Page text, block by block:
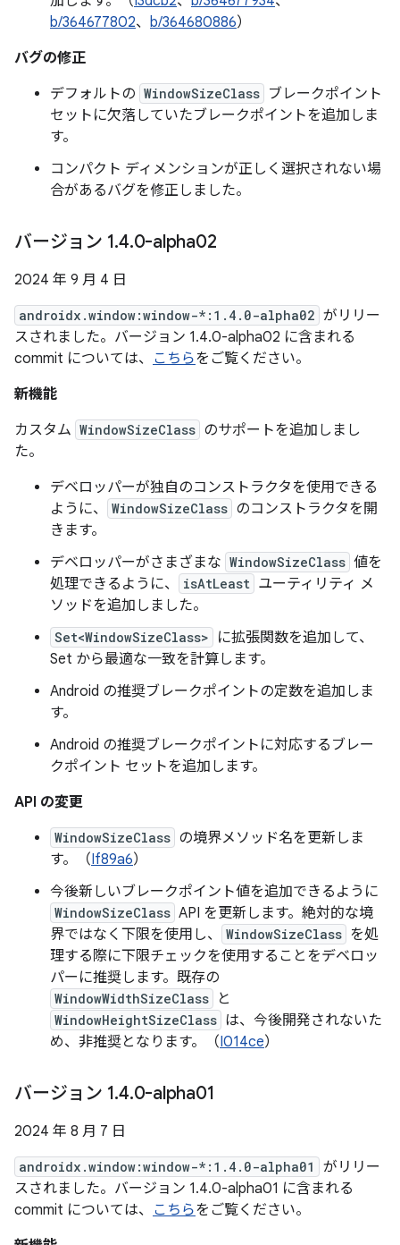
b/364677802、 b/364680886）
バグの修正
デフォルトの WindowSizeClass ブレークポイント
セットに欠落していたブレークポイントを追加しま
す。
コンパクト ディメンションが正しく選択されない場
合があるバグを修正しました。
バージョン 1.4.0-alpha02
2024 年 9 月 4 日
androidx.window:window-*:1.4.0-alpha02 がリリー
スされました。バージョン 1.4.0-alpha02 に含まれる
commit については、 こちらをご覧ください。
新機能
カスタム WindowSizeClass のサポートを追加しまし
た。
デベロッパーが独自のコンストラクタを使用できる
ように、
WindowSizeClass のコンストラクタを開
きます。
デベロッパーがさまざまな WindowSizeClass 値を
処理できるように、
isAtLeast ユーティリティ メ
ソッドを追加しました。
Set<WindowSizeClass>
に拡張関数を追加して、
Set から最適な一致を計算します。
Android の推奨ブレークポイントの定数を追加しま
す。
Android の推奨ブレークポイントに対応するブレー
クポイント セットを追加します。
API の変更
WindowSizeClass の境界メソッド名を更新しま
す。（If89a6）
今後新しいブレークポイント値を追加できるように
WindowSizeClass API を更新します。絶対的な境
界ではなく下限を使用し、
WindowSizeClass を処
理する際に下限チェックを使用することをデベロッ
パーに推奨します。既存の
WindowWidthSizeClass と
WindowHeightSizeClass は、今後開発されないた
め、非推奨となります。（I014ce）
バージョン 1.4.0-alpha01
2024 年 8 月 7 日
androidx.window:window-*:1.4.0-alpha01
がリリー
スされました。バージョン 1.4.0-alpha01 に含まれる
commit については、 こちらをご覧ください。